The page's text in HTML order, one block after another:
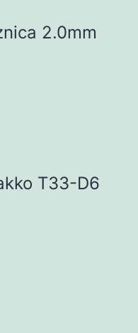
2.0mm
T33-D6